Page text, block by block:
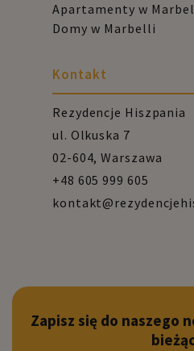
Apartamenty w
Domy w Marbelli
Kontakt
Rezydencje Hiszpania
ul. Olkuska 7
02-604, Warszawa
+48 605 999 605
Zapisz się do naszego